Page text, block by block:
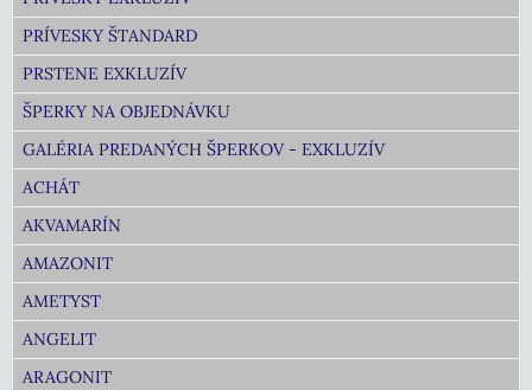
PRÍVESKY ŠTANDARD
PRSTENE EXKLUZÍV
ŠPERKY NA OBJEDNÁVKU
GALÉRIA PREDANÝCH ŠPERKOV - EXKLUZÍV
ACHÁT
AKVAMARÍN
AMAZONIT
AMETYST
ANGELIT
ARAGONIT